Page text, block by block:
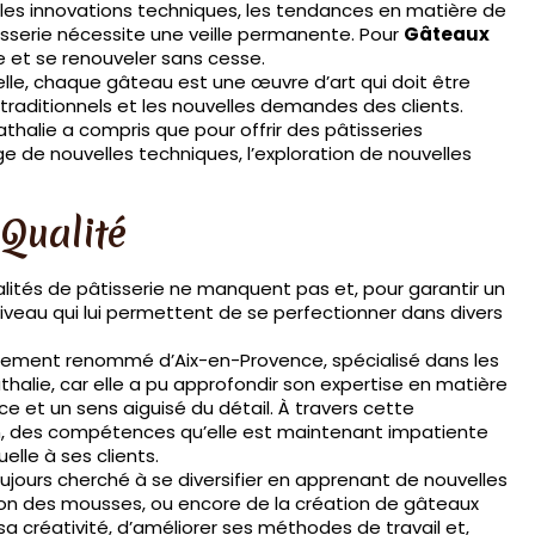
innovations techniques, les tendances en matière de
nécessite une veille permanente. Pour Gâteaux
se renouveler sans cesse.
chaque gâteau est une œuvre d’art qui doit être
et les nouvelles demandes des clients.
a compris que pour offrir des pâtisseries
de nouvelles techniques, l’exploration de nouvelles
de pâtisserie ne manquent pas et, pour garantir un
qui lui permettent de se perfectionner dans divers
renommé d’Aix-en-Provence, spécialisé dans les
car elle a pu approfondir son expertise en matière
et un sens aiguisé du détail. À travers cette
des compétences qu’elle est maintenant impatiente
à ses clients.
cherché à se diversifier en apprenant de nouvelles
des mousses, ou encore de la création de gâteaux
créativité, d’améliorer ses méthodes de travail et,